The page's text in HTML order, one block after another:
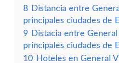
8 Distancia entre
principales ciudades de
9 Distacia entre General
principales ciudades de
10 Hoteles en General